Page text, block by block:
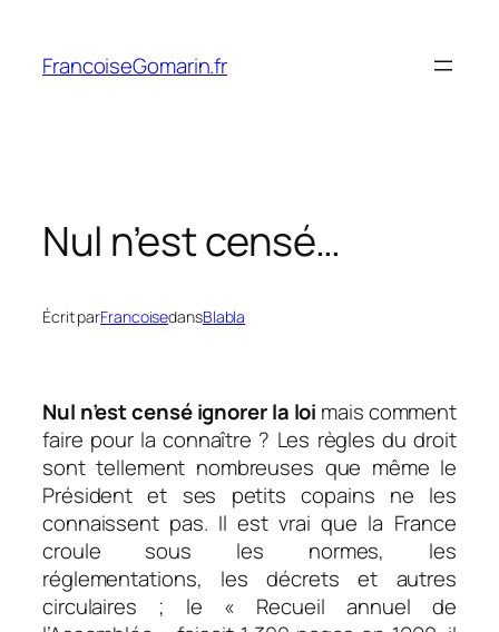
contenu
FrancoiseGomarin.fr
Nul n’est censé…
Écrit parFrancoisedansBlabla
Nul n’est censé ignorer la loi mais comment
faire pour la connaître ? Les règles du droit
sont tellement nombreuses que même le
Président et ses petits copains ne les
connaissent pas. Il est vrai que la France
croule sous les normes, les
réglementations, les décrets et autres
circulaires ; le « Recueil annuel de